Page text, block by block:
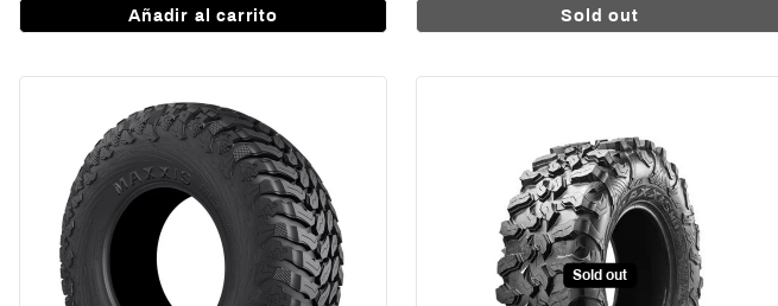
Añadir al carrito Sold out
Sold out